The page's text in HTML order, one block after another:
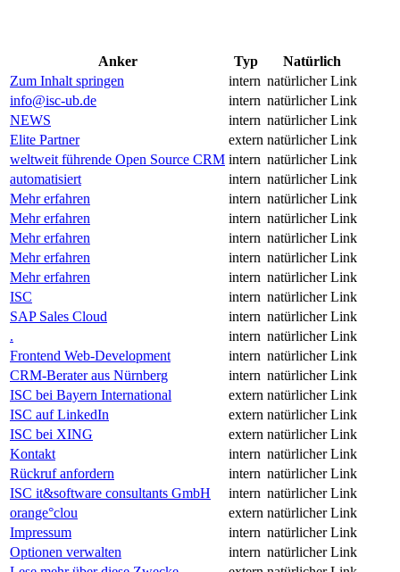
Anker Typ
Natürlich
Zum Inhalt springen
intern natürlicher Link
info@isc-ub.de
intern natürlicher Link
NEWS
intern natürlicher Link
Elite Partner
extern natürlicher Link
weltweit führende Open Source CRM intern natürlicher Link
automatisiert
intern natürlicher Link
Mehr erfahren
intern natürlicher Link
Mehr erfahren
intern natürlicher Link
Mehr erfahren
intern natürlicher Link
Mehr erfahren
intern natürlicher Link
Mehr erfahren
intern natürlicher Link
ISC
intern natürlicher Link
SAP Sales Cloud
intern natürlicher Link
.
intern natürlicher Link
Frontend Web-Development
intern natürlicher Link
CRM-Berater aus Nürnberg
intern natürlicher Link
ISC bei Bayern International
extern natürlicher Link
ISC auf LinkedIn
extern natürlicher Link
ISC bei XING
extern natürlicher Link
Kontakt
intern natürlicher Link
Rückruf anfordern
intern natürlicher Link
ISC it&software consultants GmbH
intern natürlicher Link
orange°clou
extern natürlicher Link
Impressum
intern natürlicher Link
Optionen verwalten
intern natürlicher Link